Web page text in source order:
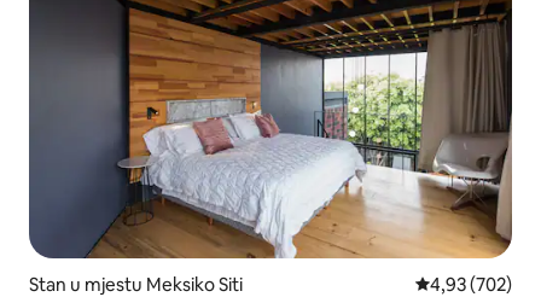
Stan u mjestu Meksiko Siti prosječna
4,93 (702)